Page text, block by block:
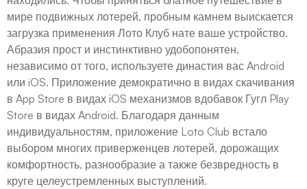
мире подвижных лотерей, пробным камнем выискается
загрузка применения Лото Клуб нате ваше устройство.
Абразия прост и инстинктивно удобопонятен,
независимо от того, используете династия вас Android
или iOS. Приложение демократично в видах скачивания
в App Store в видах iOS механизмов вдобавок Гугл Play
Store в видах Android. Благодаря данным
индивидуальностям, приложение Loto Club встало
выбором многих приверженцев лотерей, дорожащих
комфортность, разнообразие а также безвредность в
круге целеустремленных выступлений.